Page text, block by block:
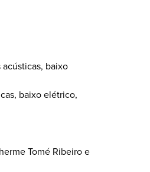
baixo
baixo elétrico,
Tomé Ribeiro e